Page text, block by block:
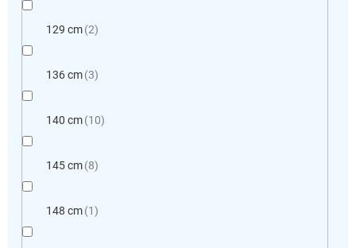
129 cm 2
136 cm 3
140 cm 10
145 cm 8
148 cm 1